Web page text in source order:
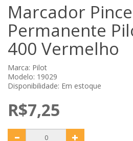
Marcador
Permanente
400 Vermelho
Marca: Pilot
Modelo: 19029
Disponibilidade: Em estoque
R$7,25